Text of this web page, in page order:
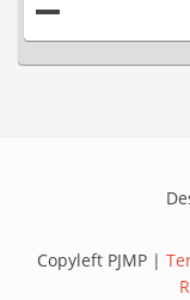
Copyleft PJMP |